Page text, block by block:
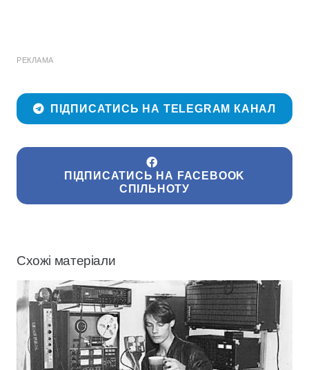
РЕКЛАМА
ПІДПИСАТИСЬ НА TELEGRAM КАНАЛ
ПІДПИСАТИСЬ НА FACEBOOK
СПІЛЬНОТУ
Схожі матеріали